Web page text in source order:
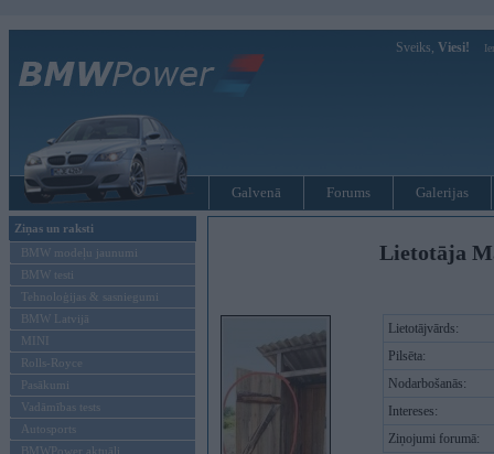
Sveiks, Viesi!
Galvenā Forums Galerijas
Ziņas un raksti
BMW modeļu jaunumi
BMW testi
Tehnoloģijas & sasniegumi
BMW Latvijā
MINI
Rolls-Royce
Pasākumi
Vadāmības tests
Autosports
BMWPower aktuāli
Lietotāja
Lietotājvārds:
Pilsēta:
Nodarbošanās:
Intereses:
Ziņojumi forumā: